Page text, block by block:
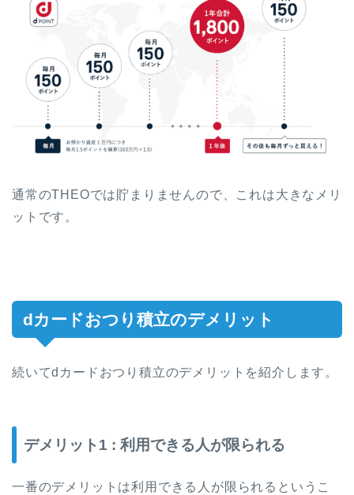
通常のTHEOでは貯まりませんので、これは大きなメリ
ットです。
dカードおつり積立のデメリット
続いてdカードおつり積立のデメリットを紹介します。
デメリット1 : 利用できる人が限られる
一番のデメリットは利用できる人が限られるというこ